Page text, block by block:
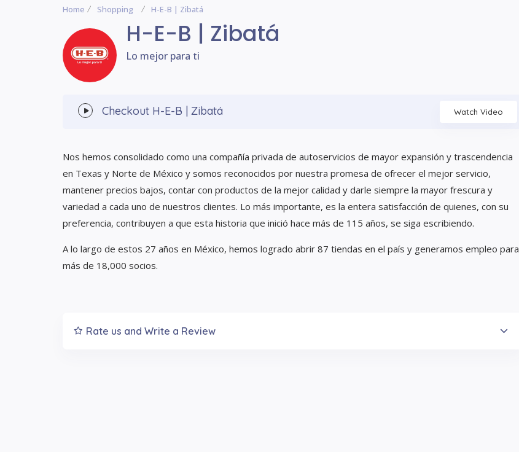
Home Shopping H-E-B | Zibatá
H-E-B | Zibatá
Lo mejor para ti
Checkout H-E-B | Zibatá Watch Video
Nos hemos consolidado como una compañía privada de autoservicios de mayor expansión y trascendencia
en Texas y Norte de México y somos reconocidos por nuestra promesa de ofrecer el mejor servicio,
mantener precios bajos, contar con productos de la mejor calidad y darle siempre la mayor frescura y
variedad a cada uno de nuestros clientes. Lo más importante, es la entera satisfacción de quienes, con su
preferencia, contribuyen a que esta historia que inició hace más de 115 años, se siga escribiendo.
A lo largo de estos 27 años en México, hemos logrado abrir 87 tiendas en el país y generamos empleo para
más de 18,000 socios.
Rate us and Write a Review